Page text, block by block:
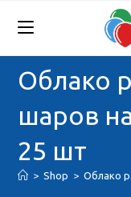
Облако
шаров
25 шт
> Shop > Облако